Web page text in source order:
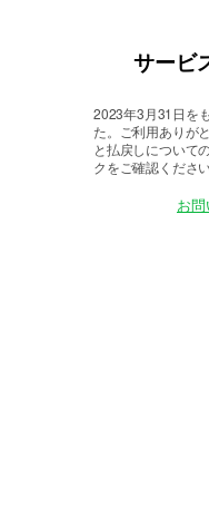
サービ
2023年3月31日を
た。
ご利用ありが
と払戻しについて
クをご確認ください
お